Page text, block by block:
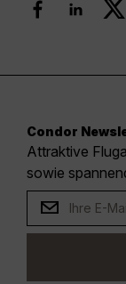
Condor
Attraktive
sowie